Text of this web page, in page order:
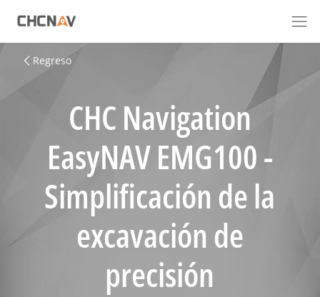
Regreso
CHC Navigation
EasyNAV EMG100 -
Simplificación de la
excavación de
precisión